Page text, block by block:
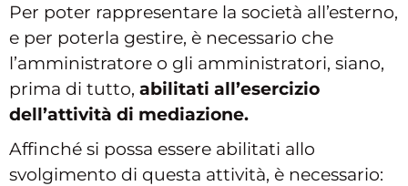
Per poter rappresentare la società all’esterno,
e per poterla gestire, è necessario che
l’amministratore o gli amministratori, siano,
prima di tutto, abilitati all’esercizio
dell’attività di mediazione.
Affinché si possa essere abilitati allo
svolgimento di questa attività, è necessario: